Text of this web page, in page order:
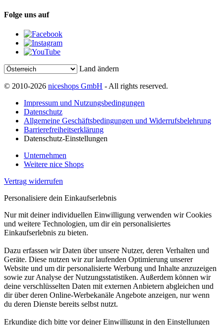
Folge uns auf
Land ändern
© 2010-2026 niceshops GmbH - All rights reserved.
Impressum und Nutzungsbedingungen
Datenschutz
Allgemeine Geschäftsbedingungen und Widerrufsbelehrung
Barrierefreiheitserklärung
Datenschutz-Einstellungen
Unternehmen
Weitere nice Shops
Vertrag widerrufen
Personalisiere dein Einkaufserlebnis
Nur mit deiner individuellen Einwilligung verwenden wir Cookies
und weitere Technologien, um dir ein personalisiertes
Einkaufserlebnis zu bieten.
Dazu erfassen wir Daten über unsere Nutzer, deren Verhalten und
Geräte. Diese nutzen wir zur laufenden Optimierung unserer
Website und um dir personalisierte Werbung und Inhalte anzuzeigen
sowie zur Analyse der Nutzungsstatistiken. Außerdem können wir
deine verschlüsselten Daten mit externen Anbietern abgleichen und
dir über deren Online-Werbekanäle Angebote anzeigen, nur wenn
du deren Dienste bereits selbst nutzt.
Erkundige dich bitte vor deiner Einwilligung in den Einstellungen